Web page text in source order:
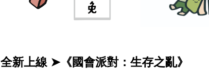
全新上線 ➤《國會派對：生存之亂》